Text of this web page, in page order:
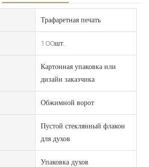
Трафаретная печать
100шт.
Картонная упаковка или
дизайн заказчика
Обжимной ворот
Пустой стеклянный флакон
для духов
Упаковка духов